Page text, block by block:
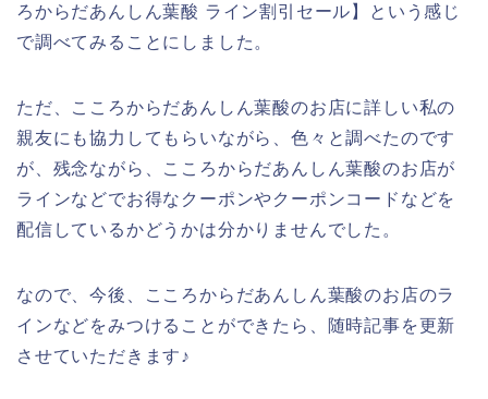
ろからだあんしん葉酸 ライン割引セール】という感じ
で調べてみることにしました。
ただ、こころからだあんしん葉酸のお店に詳しい私の
親友にも協力してもらいながら、色々と調べたのです
が、残念ながら、こころからだあんしん葉酸のお店が
ラインなどでお得なクーポンやクーポンコードなどを
配信しているかどうかは分かりませんでした。
なので、今後、こころからだあんしん葉酸のお店のラ
インなどをみつけることができたら、随時記事を更新
させていただきます♪